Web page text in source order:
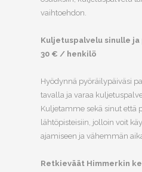
vaihtoehdon.
Kuljetuspalvelu sinulle
30 € / henkilö
Hyödynnä pyöräilypäiväsi
tavalla ja varaa
Kuljetamme sekä sinut että
lähtöpisteisiin, jolloin voit
ajamiseen ja vähemmän
Retkieväät Himmerkin